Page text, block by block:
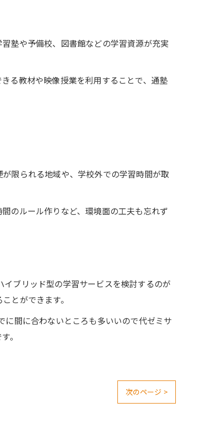
塾や予備校、図書館などの学習資源が充実
る教材や映像授業を利用することで、通塾
限られる地域や、学校外での学習時間が取
のルール作りなど、環境面の工夫も忘れず
ブリッド型の学習サービスを検討するのが
とができます。
間に合わないところも多いいので代ゼミサ
。
次のページ >